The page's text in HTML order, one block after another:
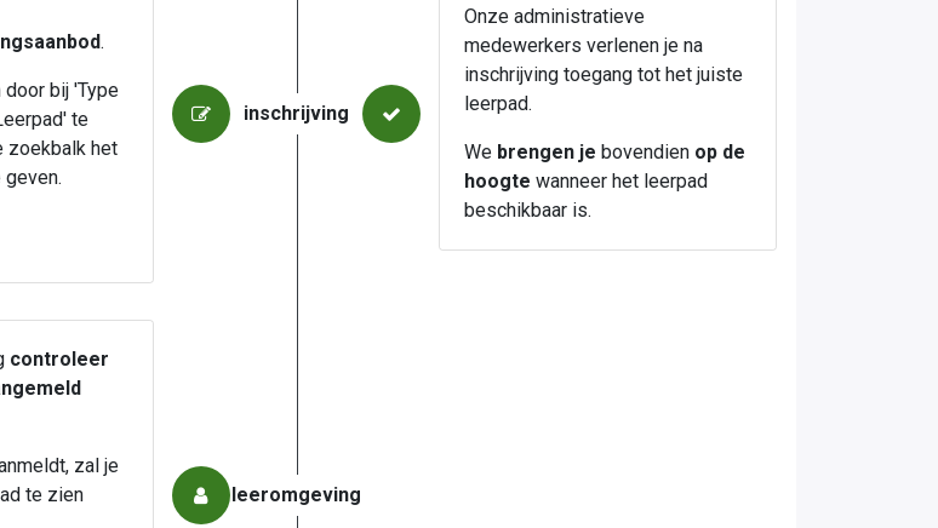
inschrijving
.
bij 'Type
te
zoekbalk het
Onze administratieve
medewerkers verlenen je na
inschrijving toegang tot het juiste
leerpad.
We brengen je bovendien op de
hoogte wanneer het leerpad
beschikbaar is.
leeromgeving
controleer
zal je
te zien